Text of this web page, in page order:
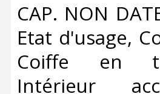
‎CAP. NON
Etat d'usage,
Coiffe en
Intérieur